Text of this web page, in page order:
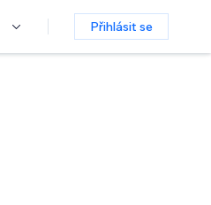
Přihlásit se